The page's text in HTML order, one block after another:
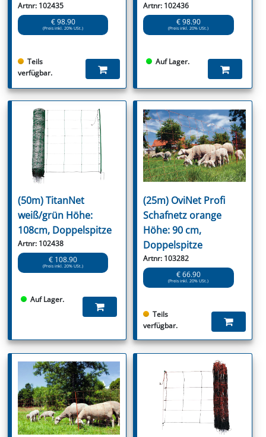
Artnr: 102435
€ 98.90
(Preis inkl. 20% USt.)
Teils
verfügbar.
Artnr: 102436
€ 98.90
(Preis inkl. 20% USt.)
Auf Lager.
(50m) TitanNet
weiß/grün Höhe:
108cm, Doppelspitze
Artnr: 102438
€ 108.90
(Preis inkl. 20% USt.)
Auf Lager.
(25m) OviNet Profi
Schafnetz orange
Höhe: 90 cm,
Doppelspitze
Artnr: 103282
€ 66.90
(Preis inkl. 20% USt.)
Teils
verfügbar.